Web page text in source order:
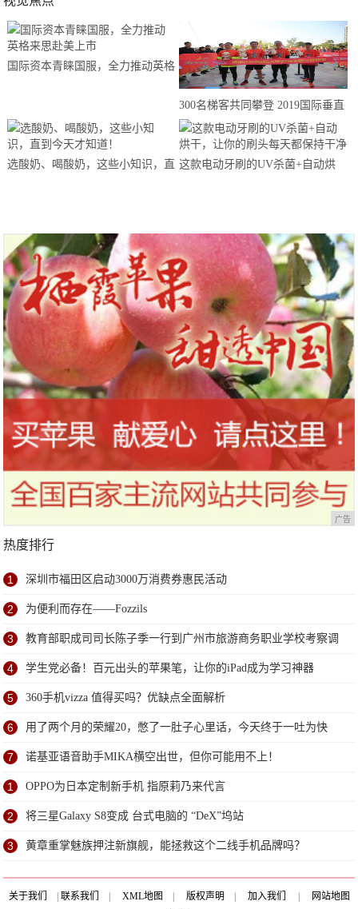
国际资本青睐国服，全力推动英格
300名梯客共同攀登 2019国际垂直
马拉松超级精英赛顺德海骏达中心
站欢乐开跑
选酸奶、喝酸奶，这些小知识，直 这款电动牙刷的UV杀菌+自动烘
广告
热度排行
1 深圳市福田区启动3000万消费券惠民活动
2 为便利而存在——Fozzils
3 教育部职成司司长陈子季一行到广州市旅游商务职业学校考察调
研
4 学生党必备！百元出头的苹果笔，让你的iPad成为学习神器
5 360手机vizza 值得买吗？优缺点全面解析
6 用了两个月的荣耀20，憋了一肚子心里话，今天终于一吐为快
7 诺基亚语音助手MIKA横空出世，但你可能用不上！
1 OPPO为日本定制新手机 指原莉乃来代言
2 将三星Galaxy S8变成 台式电脑的 “DeX”坞站
3 黄章重掌魅族押注新旗舰，能拯救这个二线手机品牌吗？
关于我们 联系我们 XML地图 版权声明 加入我们
网站地图